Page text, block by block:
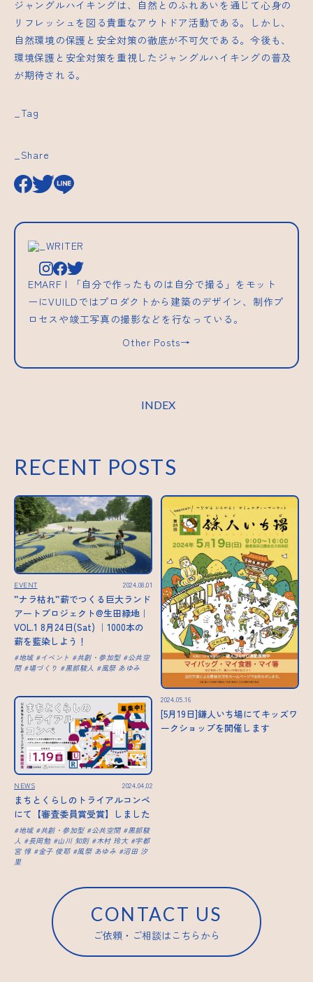
ジャングルハイキングは、自然とのふれあいを通じて心身の
リフレッシュを図る貴重なアウトドア活動である。しかし、
自然環境の保護と安全対策の徹底が不可欠である。今後も、
環境保護と安全対策を重視したジャングルハイキングの普及
が期待される。
_Tag
_Share
_WRITER
EMARF | 「自分で作ったものは自分で撮る」をモット
ーにVUILDではプロダクトから建築のデザイン、制作プ
ロセスや竣工写真の撮影などを行なっている。
Other Posts→
INDEX
RECENT POSTS
EVENT 2024.08.01
”ナラ枯れ”薪でつくる巨大ランド
アートプロジェクト@生田緑地｜
VOL.1 8月24日(Sat) ｜1000本の
薪を藍染しよう！
地域 イベント 共創・参加型
公共空
間
場づくり 黒部駿人 風祭 あゆみ
2024.05.16
[5月19日]鎌人いち場にてキッズワ
ークショップを開催します
NEWS 2024.04.02
まちとくらしのトライアルコンペ
にて【審査委員賞受賞】しました
地域 共創・参加型 公共空間
黒部駿
人
長岡勉 山川 知則 木村 玲大
宇都
宮 惇
金子 俊耶 風祭 あゆみ
沼田 汐
里
CONTACT US
ご依頼・ご相談はこちらから